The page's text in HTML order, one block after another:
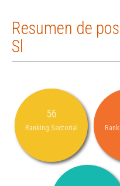
Resumen de
Sl
56
Ranking Sectorial